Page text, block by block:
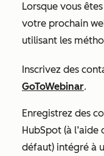
Lorsque vous
votre prochain
utilisant les
Inscrivez des
GoToWebinar.
Enregistrez des
HubSpot (à
défaut) intégré à